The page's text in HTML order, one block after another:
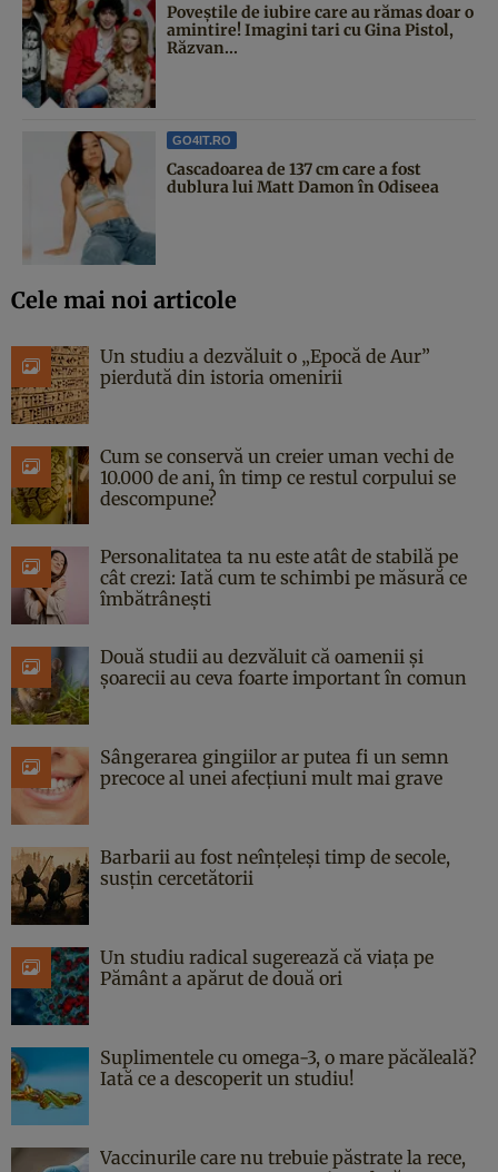
Poveştile de iubire care au rămas doar o
amintire! Imagini tari cu Gina Pistol,
Răzvan...
GO4IT.RO
Cascadoarea de 137 cm care a fost
dublura lui Matt Damon în Odiseea
Cele mai noi articole
Un studiu a dezvăluit o „Epocă de Aur”
pierdută din istoria omenirii
Cum se conservă un creier uman vechi de
10.000 de ani, în timp ce restul corpului se
descompune?
Personalitatea ta nu este atât de stabilă pe
cât crezi: Iată cum te schimbi pe măsură ce
îmbătrânești
Două studii au dezvăluit că oamenii și
șoarecii au ceva foarte important în comun
Sângerarea gingiilor ar putea fi un semn
precoce al unei afecțiuni mult mai grave
Barbarii au fost neînțeleși timp de secole,
susțin cercetătorii
Un studiu radical sugerează că viața pe
Pământ a apărut de două ori
Suplimentele cu omega-3, o mare păcăleală?
Iată ce a descoperit un studiu!
Vaccinurile care nu trebuie păstrate la rece,